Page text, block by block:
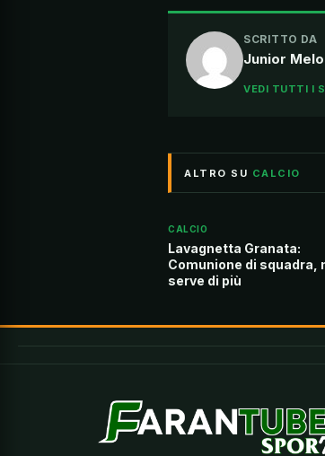
SCRITTO DA
Junior Melo
VEDI TUTTI I
ALTRO SU CALCIO
CALCIO
Lavagnetta Granata:
Comunione di squadra,
serve di più